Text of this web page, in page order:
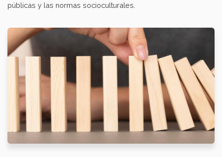
públicas y las normas socioculturales.